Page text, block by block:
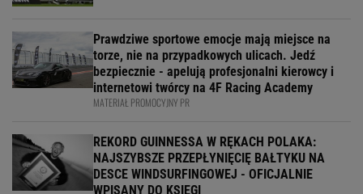
Prawdziwe sportowe emocje mają miejsce na
torze, nie na przypadkowych ulicach. Jedź
bezpiecznie - apelują profesjonalni kierowcy i
internetowi twórcy na 4F Racing Academy
MATERIAŁ PROMOCYJNY PR
REKORD GUINNESSA W RĘKACH POLAKA:
NAJSZYBSZE PRZEPŁYNIĘCIĘ BAŁTYKU NA
DESCE WINDSURFINGOWEJ - OFICJALNIE
WPISANY DO KSIĘGI